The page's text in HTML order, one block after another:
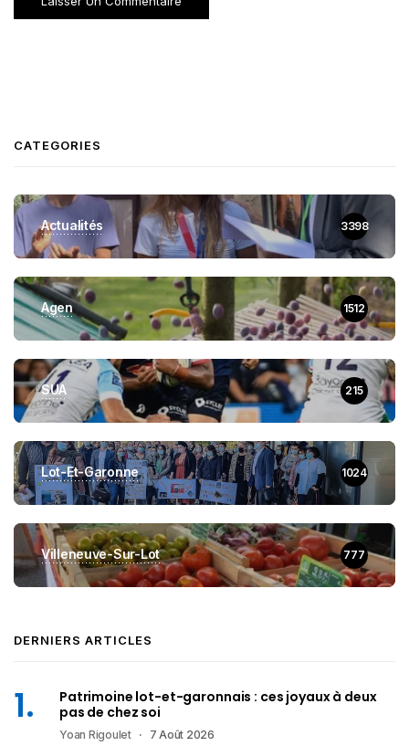
CATEGORIES
Actualités 3398
Agen 1512
SUA 215
Lot-Et-Garonne 1024
Villeneuve-Sur-Lot 777
DERNIERS ARTICLES
Patrimoine lot-et-garonnais : ces joyaux à deux
pas de chez soi
Yoan Rigoulet 7 Août 2026